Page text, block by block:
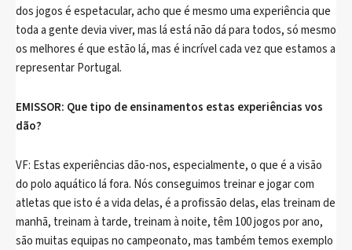
dos jogos é espetacular, acho que é mesmo uma experiência que
toda a gente devia viver, mas lá está não dá para todos, só mesmo
os melhores é que estão lá, mas é incrível cada vez que estamos a
representar Portugal.
EMISSOR: Que tipo de ensinamentos estas experiências vos
dão?
VF: Estas experiências dão-nos, especialmente, o que é a visão
do polo aquático lá fora. Nós conseguimos treinar e jogar com
atletas que isto é a vida delas, é a profissão delas, elas treinam de
manhã, treinam à tarde, treinam à noite, têm 100 jogos por ano,
são muitas equipas no campeonato, mas também temos exemplo